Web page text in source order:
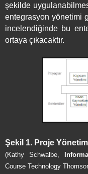
şekilde
entegrasyon yönetimi
incelendiğinde bu
ortaya çıkacaktır.
Şekil 1. Proje
(Kathy Schwalbe,
Course Technology